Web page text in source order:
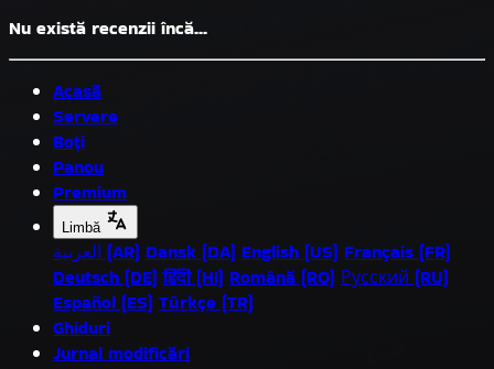
Nu există recenzii încă...
Acasă
Servere
Boți
Panou
Premium
Limbă
العربية (AR) Dansk (DA) English (US) Français (FR)
Deutsch (DE) हिंदी (HI) Română (RO) Русский (RU)
Español (ES) Türkçe (TR)
Ghiduri
Jurnal modificări